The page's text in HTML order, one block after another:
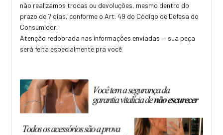
não realizamos trocas ou devoluções, mesmo dentro do
prazo de 7 dias, conforme o Art. 49 do Código de Defesa do
Consumidor.
Atenção redobrada nas informações enviadas — sua peça
será feita especialmente pra você